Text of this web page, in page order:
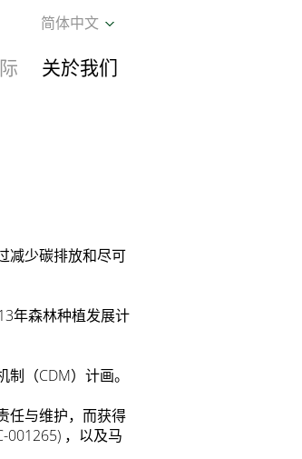
简体中文
关於我们
减少碳排放和尽可
年森林种植发展计
（CDM）计画。
任与维护，而获得
001265) ，以及马